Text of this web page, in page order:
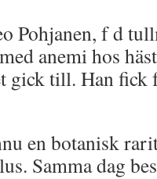
Pohjanen, f d
anemi hos
gick till. Han fick
en botanisk
Samma dag